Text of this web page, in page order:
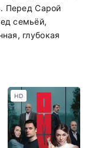
Перед Сарой
семьёй,
глубокая
HD